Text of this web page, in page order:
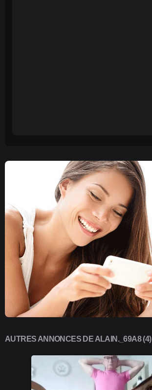
AUTRES ANNONCES DE ALAIN._69A8 (4)